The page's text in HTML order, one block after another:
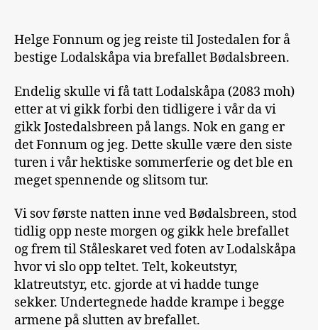
Helge Fonnum og jeg reiste til Jostedalen for å
bestige Lodalskåpa via brefallet Bødalsbreen.
Endelig skulle vi få tatt Lodalskåpa (2083 moh)
etter at vi gikk forbi den tidligere i vår da vi
gikk Jostedalsbreen på langs. Nok en gang er
det Fonnum og jeg. Dette skulle være den siste
turen i vår hektiske sommerferie og det ble en
meget spennende og slitsom tur.
Vi sov første natten inne ved Bødalsbreen, stod
tidlig opp neste morgen og gikk hele brefallet
og frem til Ståleskaret ved foten av Lodalskåpa
hvor vi slo opp teltet. Telt, kokeutstyr,
klatreutstyr, etc. gjorde at vi hadde tunge
sekker. Undertegnede hadde krampe i begge
armene på slutten av brefallet.